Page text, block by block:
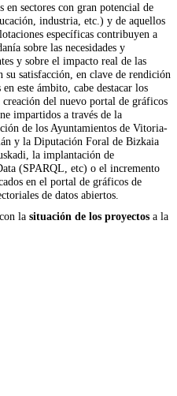
en sectores con gran potencial de
industria, etc.) y de aquellos
específicas contribuyen a
sobre las necesidades y
y sobre el impacto real de las
satisfacción, en clave de rendición
este ámbito, cabe destacar los
del nuevo portal de gráficos
impartidos a través de la
de los Ayuntamientos de Vitoria-
y la Diputación Foral de Bizkaia
la implantación de
(SPARQL, etc) o el incremento
en el portal de gráficos de
de datos abiertos.
la situación de los proyectos a la